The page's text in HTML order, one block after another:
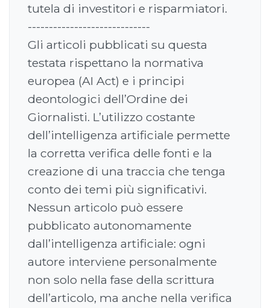
tutela di investitori e risparmiatori.
-----------------------------
Gli articoli pubblicati su questa
testata rispettano la normativa
europea (AI Act) e i principi
deontologici dell’Ordine dei
Giornalisti. L’utilizzo costante
dell’intelligenza artificiale permette
la corretta verifica delle fonti e la
creazione di una traccia che tenga
conto dei temi più significativi.
Nessun articolo può essere
pubblicato autonomamente
dall’intelligenza artificiale: ogni
autore interviene personalmente
non solo nella fase della scrittura
dell’articolo, ma anche nella verifica